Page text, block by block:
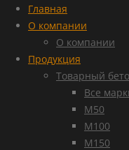
Главная
О компании
О компании
Продукция
Товарный
Все
М50
М100
М150